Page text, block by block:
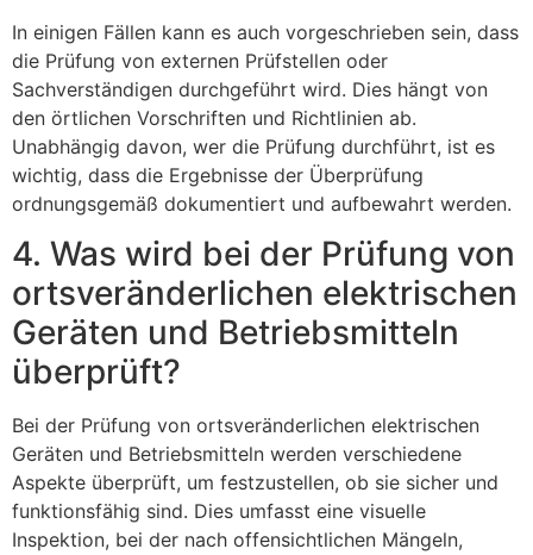
In einigen Fällen kann es auch vorgeschrieben sein, dass
die Prüfung von externen Prüfstellen oder
Sachverständigen durchgeführt wird. Dies hängt von
den örtlichen Vorschriften und Richtlinien ab.
Unabhängig davon, wer die Prüfung durchführt, ist es
wichtig, dass die Ergebnisse der Überprüfung
ordnungsgemäß dokumentiert und aufbewahrt werden.
4. Was wird bei der Prüfung von
ortsveränderlichen elektrischen
Geräten und Betriebsmitteln
überprüft?
Bei der Prüfung von ortsveränderlichen elektrischen
Geräten und Betriebsmitteln werden verschiedene
Aspekte überprüft, um festzustellen, ob sie sicher und
funktionsfähig sind. Dies umfasst eine visuelle
Inspektion, bei der nach offensichtlichen Mängeln,